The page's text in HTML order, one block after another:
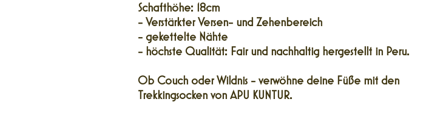
Schafthöhe: 18cm
- Verstärkter Versen- und Zehenbereich
- gekettelte Nähte
- höchste Qualität: Fair und nachhaltig hergestellt in Peru.
Ob Couch oder Wildnis - verwöhne deine Füße mit den
Trekkingsocken von APU KUNTUR.